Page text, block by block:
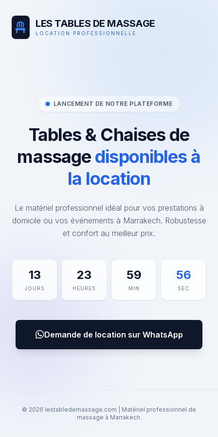
LES TABLES DE MASSAGE
LOCATION PROFESSIONNELLE
LANCEMENT DE NOTRE PLATEFORME
Tables & Chaises de
massage disponibles à
la location
Le matériel professionnel idéal pour vos prestations à
domicile ou vos événements à Marrakech. Robustesse
et confort au meilleur prix.
13
JOURS
23
HEURES
59
MIN
56
SEC
Demande de location sur WhatsApp
© 2026 lestabledemassage.com | Matériel professionnel de
massage à Marrakech.